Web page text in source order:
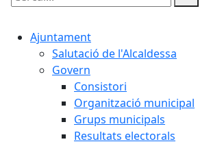
Cercar:
Ajuntament
Salutació de l'Alcaldessa
Govern
Consistori
Organització municipal
Grups municipals
Resultats electorals